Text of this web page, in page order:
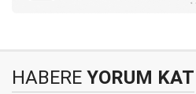
HABERE YORUM KAT